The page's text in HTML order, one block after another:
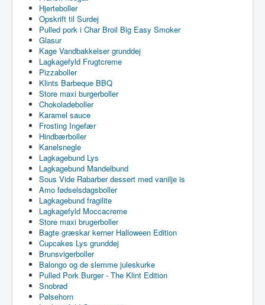
Hjerteboller
Opskrift til Surdej
Pulled pork i Char Broil Big Easy Smoker
Glasur
Kage Vandbakkelser grunddej
Lagkagefyld Frugtcreme
Pizzaboller
Klints Barbeque BBQ
Store maxi burgerboller
Chokoladeboller
Karamel sauce
Frosting Ingefær
Hindbærboller
Kanelsnegle
Lagkagebund Lys
Lagkagebund Mandelbund
Sous Vide Rabarber dessert med vanilje is
Amo fødselsdagsboller
Lagkagebund fragilite
Lagkagefyld Moccacreme
Store maxi brugerboller
Bagte græskar kerner Halloween Edition
Cupcakes Lys grunddej
Brunsvigerboller
Balongo og de slemme juleskurke
Pulled Pork Burger - The Klint Edition
Snobrød
Pølsehorn